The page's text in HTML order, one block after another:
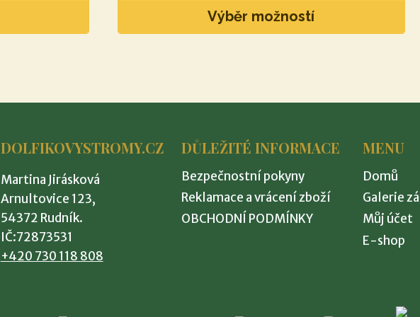
Výběr možností
více
lze
DOLFIKOVYSTROMY.CZ
Martina Jirásková
Arnultovice 123,
54372 Rudník.
IČ:72873531
+420 730 118 808
DŮLEŽITÉ INFORMACE
Bezpečnostní pokyny
Reklamace a vrácení zboží
OBCHODNÍ PODMÍNKY
MENU
Domů
Galerie
Můj účet
E-shop